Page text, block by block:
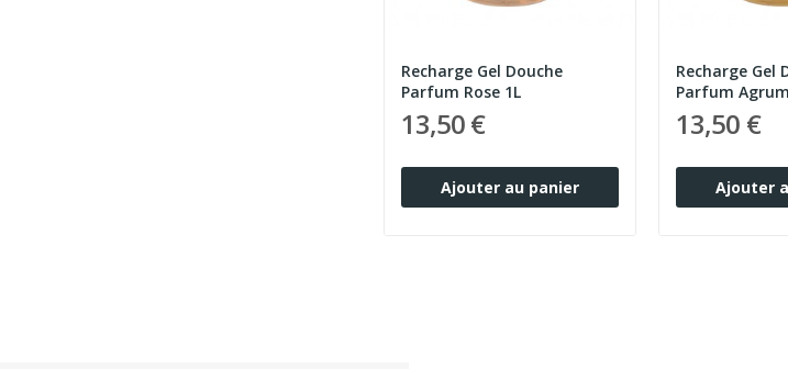
Recharge Gel Douche
Parfum Rose 1L
13,50 €
Ajouter au panier
Recharge Gel
Parfum
13,50 €
Ajouter